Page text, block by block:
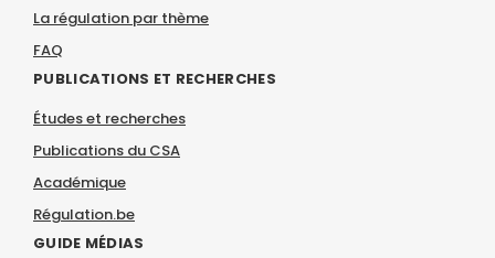
La régulation par thème
FAQ
PUBLICATIONS ET RECHERCHES
Études et recherches
Publications du CSA
Académique
Régulation.be
GUIDE MÉDIAS